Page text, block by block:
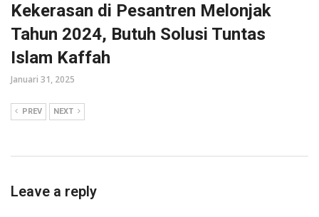
Kekerasan di Pesantren Melonjak
Tahun 2024, Butuh Solusi Tuntas
Islam Kaffah
Januari 31, 2025
PREV NEXT
Leave a reply